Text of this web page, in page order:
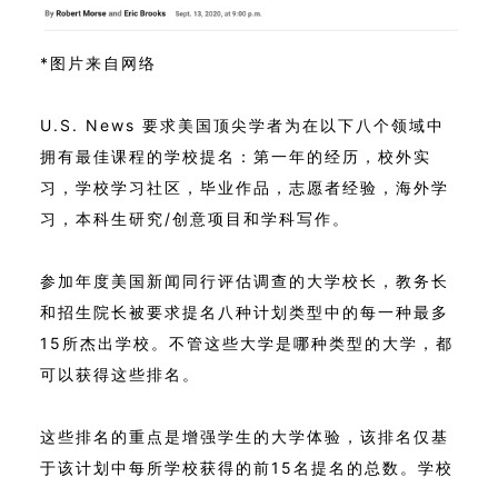
*图片来自网络
U.S. News 要求美国顶尖学者为在以下八个领域中
拥有最佳课程的学校提名：第一年的经历，校外实
习，学校学习社区，毕业作品，志愿者经验，海外学
习，本科生研究/创意项目和学科写作。
参加年度美国新闻同行评估调查的大学校长，教务长
和招生院长被要求提名八种计划类型中的每一种最多
15所杰出学校。不管这些大学是哪种类型的大学，都
可以获得这些排名。
这些排名的重点是增强学生的大学体验，该排名仅基
于该计划中每所学校获得的前15名提名的总数。学校